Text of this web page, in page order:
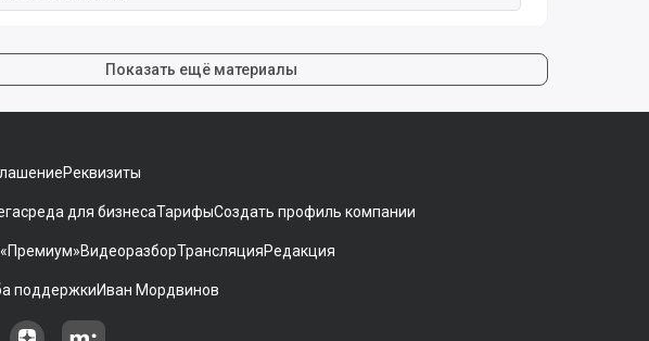
Показать ещё материалы
Реквизиты
для бизнесаТарифыСоздать профиль компании
ВидеоразборТрансляцияРедакция
поддержкиИван Мордвинов
на Одноклассники[
Наша группа в Telegram
наш профиль на Дзен
Наш аккаунт на Мегасреде